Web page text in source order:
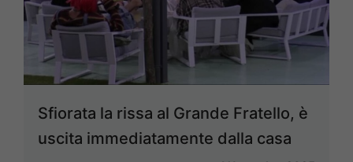
Sfiorata la rissa al Grande Fratello, è
uscita immediatamente dalla casa